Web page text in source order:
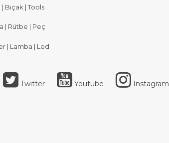
| Bıçak | Tools
| Rütbe | Peç
| Lamba | Led
Twitter Youtube Instagram